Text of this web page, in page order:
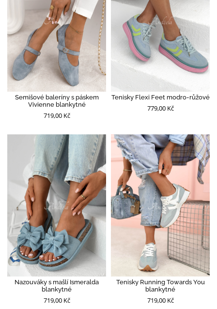
Semišové baleríny s páskem
Vivienne blankytné
719,00 Kč
Tenisky Flexi Feet modro-růžové
779,00 Kč
Nazouváky s mašlí Ismeralda
blankytné
719,00 Kč
Tenisky Running Towards You
blankytné
719,00 Kč